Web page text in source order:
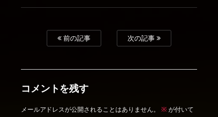
前の記事 次の記事
コメントを残す
メールアドレスが公開されることはありません。 ※ が付いて